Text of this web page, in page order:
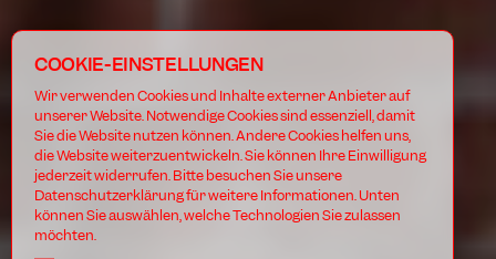
COOKIE-EINSTELLUNGEN
Wir verwenden Cookies und Inhalte externer Anbieter auf
unserer Website. Notwendige Cookies sind essenziell, damit
Sie die Website nutzen können. Andere Cookies helfen uns,
die Website weiterzuentwickeln. Sie können Ihre Einwilligung
jederzeit widerrufen. Bitte besuchen Sie unsere
Datenschutzerklärung für weitere Informationen. Unten
können Sie auswählen, welche Technologien Sie zulassen
möchten.